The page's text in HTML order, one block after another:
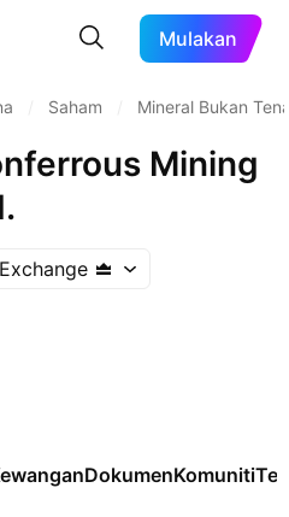
Mulakan
Saham Mineral Bukan
Mining
DokumenKomuniti